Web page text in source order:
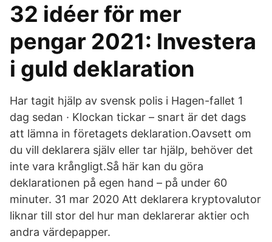
32 idéer för mer
pengar 2021: Investera
i guld deklaration
Har tagit hjälp av svensk polis i Hagen-fallet 1
dag sedan · Klockan tickar – snart är det dags
att lämna in företagets deklaration.Oavsett om
du vill deklarera själv eller tar hjälp, behöver det
inte vara krångligt.Så här kan du göra
deklarationen på egen hand – på under 60
minuter. 31 mar 2020 Att deklarera kryptovalutor
liknar till stor del hur man deklarerar aktier och
andra värdepapper.